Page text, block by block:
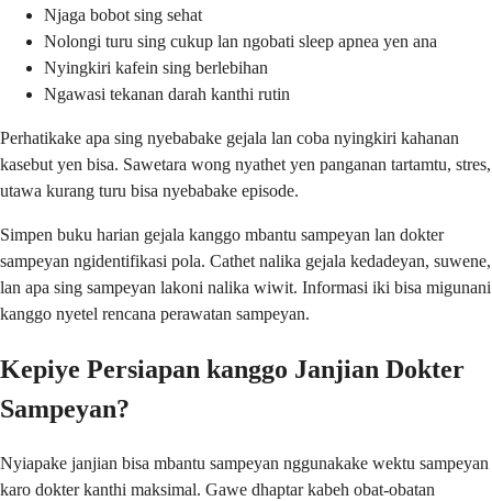
Njaga bobot sing sehat
Nolongi turu sing cukup lan ngobati sleep apnea yen ana
Nyingkiri kafein sing berlebihan
Ngawasi tekanan darah kanthi rutin
Perhatikake apa sing nyebabake gejala lan coba nyingkiri kahanan
kasebut yen bisa. Sawetara wong nyathet yen panganan tartamtu, stres,
utawa kurang turu bisa nyebabake episode.
Simpen buku harian gejala kanggo mbantu sampeyan lan dokter
sampeyan ngidentifikasi pola. Cathet nalika gejala kedadeyan, suwene,
lan apa sing sampeyan lakoni nalika wiwit. Informasi iki bisa migunani
kanggo nyetel rencana perawatan sampeyan.
Kepiye Persiapan kanggo Janjian Dokter
Sampeyan?
Nyiapake janjian bisa mbantu sampeyan nggunakake wektu sampeyan
karo dokter kanthi maksimal. Gawe dhaptar kabeh obat-obatan